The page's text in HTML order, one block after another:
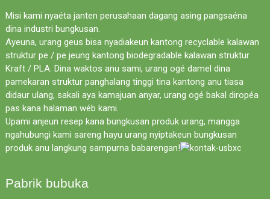
Misi kami nyaéta janten perusahaan dagang asing pangsaéna
dina industri bungkusan.
Ayeuna, urang geus bisa nyadiakeun kantong recyclable kalawan
struktur pe / pe jeung kantong biodegradable kalawan struktur
Kraft / PLA. Dina waktos anu sami, urang ogé damel dina
pamekaran struktur panghalang tinggi tina kantong anu tiasa
didaur ulang, sakali aya kamajuan anyar, urang ogé bakal diropéa
pas kana halaman wéb kami.
Upami anjeun resep kana bungkusan produk urang, mangga
ngahubungi kami sareng hayu urang nyiptakeun bungkusan
produk anu langkung sampurna babarengan!
Pabrik bubuka